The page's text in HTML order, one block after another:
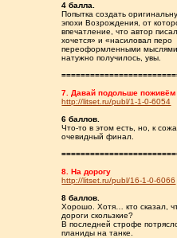
4 балла.
Попытка создать
эпохи Возрождения, от
впечатление, что автор
хочется» и «насиловал перо
переоформленными
натужно получилось, увы.
7. Давай подольше поживём
http://litset.ru/publ/1-1-0-6054
6 баллов.
Что-то в этом есть, но, к
очевидный финал.
8. На дорогу
http://litset.ru/publ/16-1-0-6066
8 баллов.
Хорошо. Хотя… кто сказал,
дороги скользкие?
В последней строфе
планиды на танке.